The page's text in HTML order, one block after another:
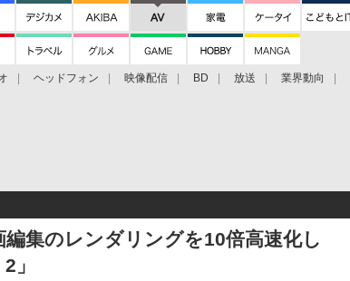
ヘッドフォン 映像配信 BD 放送 業界動向
集のレンダリングを10倍高速化し
」